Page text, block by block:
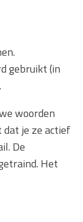
gebruikt (in
woorden
je ze actief
De
Het